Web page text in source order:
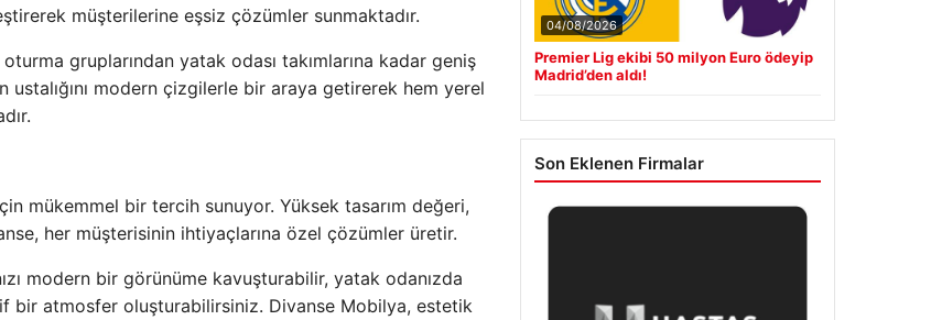
müşterilerine eşsiz çözümler sunmaktadır.
gruplarından yatak odası takımlarına kadar geniş
ustalığını modern çizgilerle bir araya getirerek hem yerel
mükemmel bir tercih sunuyor. Yüksek tasarım değeri,
her müşterisinin ihtiyaçlarına özel çözümler üretir.
modern bir görünüme kavuşturabilir, yatak odanızda
bir atmosfer oluşturabilirsiniz. Divanse Mobilya, estetik
04/08/2026
Premier Lig ekibi 50 milyon Euro ödeyip
Madrid’den aldı!
Son Eklenen Firmalar